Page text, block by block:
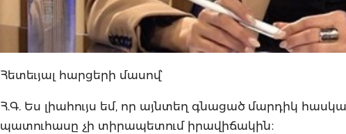
Հետեւյալ հարցերի մասով՝
Հ.Գ. Ես լիահույս եմ, որ այնտեղ գնացած մարդիկ
պատուհասը չի տիրապետում իրավիճակին։